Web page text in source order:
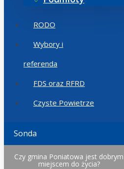
RODO
Wybory i
referenda
FDS oraz RFRD
Czyste Powietrze
Sonda
Czy gmina Poniatowa jest dobrym
miejscem do życia?